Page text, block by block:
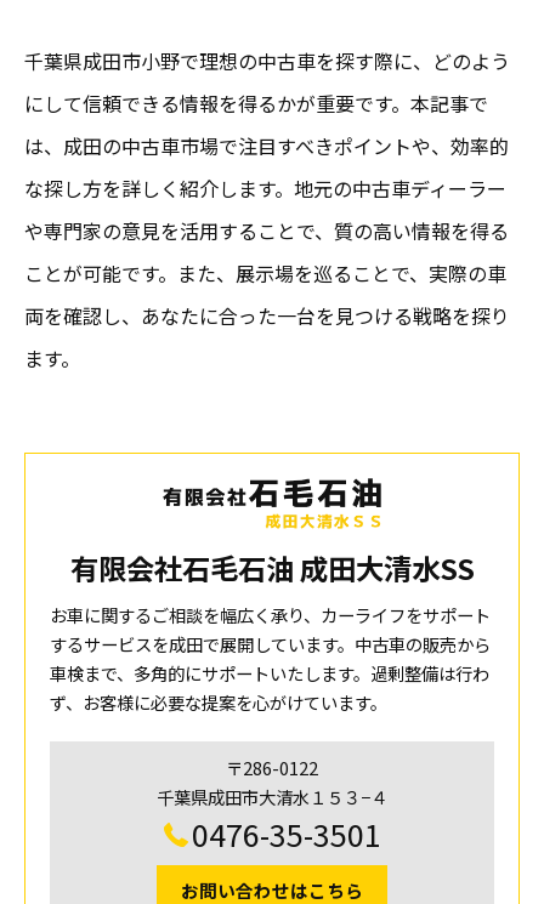
千葉県成田市小野で理想の中古車を探す際に、どのよう
にして信頼できる情報を得るかが重要です。本記事で
は、成田の中古車市場で注目すべきポイントや、効率的
な探し方を詳しく紹介します。地元の中古車ディーラー
や専門家の意見を活用することで、質の高い情報を得る
ことが可能です。また、展示場を巡ることで、実際の車
両を確認し、あなたに合った一台を見つける戦略を探り
ます。
有限会社石毛石油 成田大清水SS
お車に関するご相談を幅広く承り、カーライフをサポート
するサービスを成田で展開しています。中古車の販売から
車検まで、多角的にサポートいたします。過剰整備は行わ
ず、お客様に必要な提案を心がけています。
〒286-0122
千葉県成田市大清水１５３−４
0476-35-3501
お問い合わせはこちら